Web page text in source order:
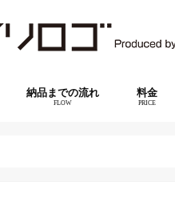
納品までの流れ
FLOW
料金
PRICE